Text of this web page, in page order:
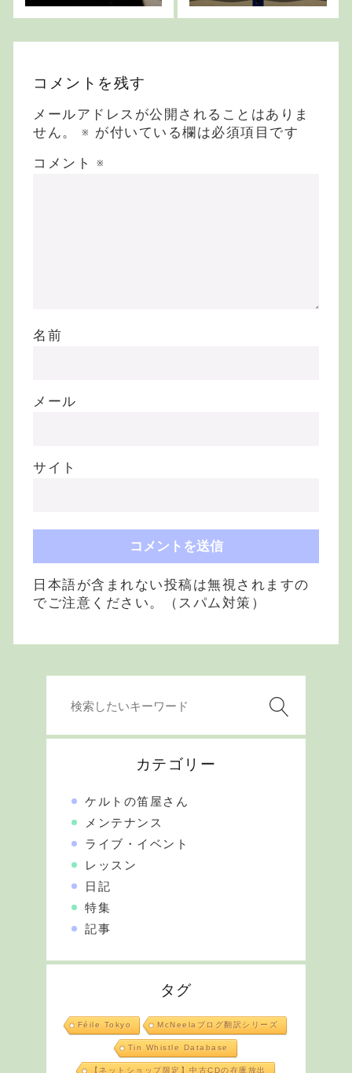
コメントを残す
メールアドレスが公開されることはありま
せん。
※ が付いている欄は必須項目です
コメント ※
名前
メール
サイト
日本語が含まれない投稿は無視されますの
でご注意ください。（スパム対策）
カテゴリー
ケルトの笛屋さん
メンテナンス
ライブ・イベント
レッスン
日記
特集
記事
タグ
Féile Tokyo McNeelaブログ翻訳シリーズ
Tin Whistle Database
【ネットショップ限定】中古CDの在庫放出